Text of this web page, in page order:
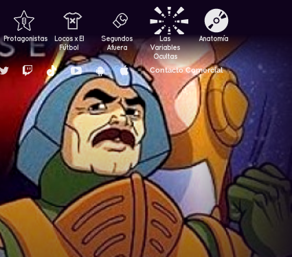
Protagonistas
Locos x El
Fútbol
Segundos
Afuera
Las
Variables
Ocultas
Anatomía
Contacto Comercial